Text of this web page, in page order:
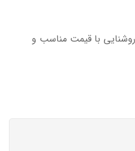
روشنایی با قیمت مناسب و